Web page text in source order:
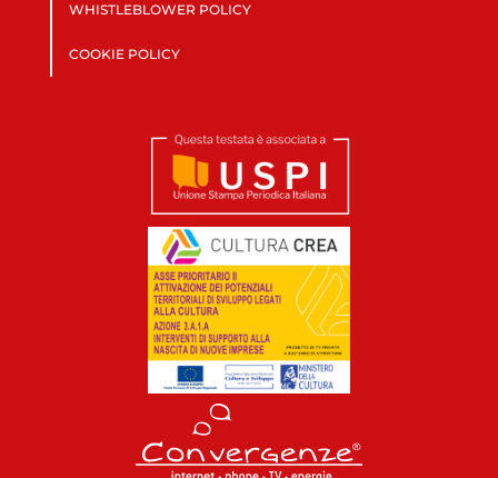
WHISTLEBLOWER POLICY
COOKIE POLICY